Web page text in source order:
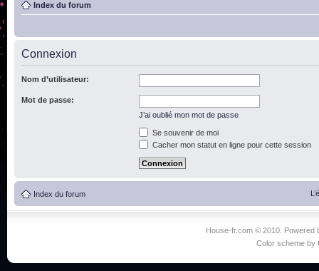
Index du forum
Connexion
Nom d’utilisateur:
Mot de passe:
J’ai oublié mon mot de passe
Se souvenir de moi
Cacher mon statut en ligne pour cette session
Index du forum
House-fr.com © 2010. Powered
Color scheme by